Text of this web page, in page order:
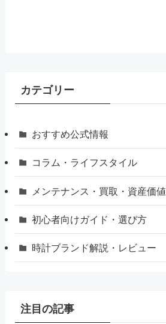
カテゴリー
おすすめ公式情報
コラム・ライフスタイル
メンテナンス・買取・資産価値
初心者向けガイド・選び方
時計ブランド解説・レビュー
注目の記事